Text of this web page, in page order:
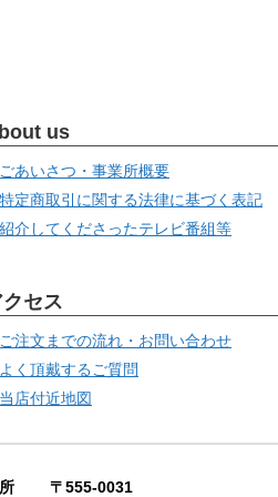
us
ごあいさつ・事業所概要
特定商取引に関する法律に基づく表記
紹介してくださったテレビ番組等
セス
ご注文までの流れ・お問い合わせ
よく頂戴するご質問
当店付近地図
所 〒555-0031